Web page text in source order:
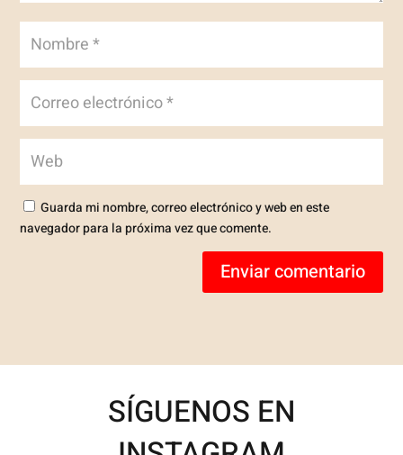
Guarda mi nombre, correo electrónico y web en este
navegador para la próxima vez que comente.
Enviar comentario
SÍGUENOS EN